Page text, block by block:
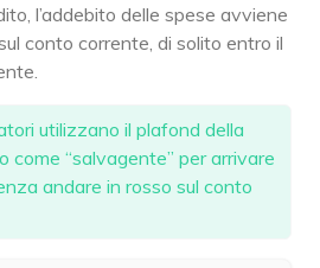
l’addebito delle spese avviene
conto corrente, di solito entro il
utilizzano il plafond della
come “salvagente” per arrivare
andare in rosso sul conto